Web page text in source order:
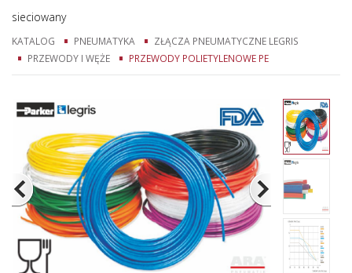
sieciowany
KATALOG PNEUMATYKA
ZŁĄCZA PNEUMATYCZNE LEGRIS
PRZEWODY I WĘŻE
PRZEWODY POLIETYLENOWE PE